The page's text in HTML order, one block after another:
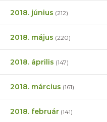
2018. június (212)
2018. május (220)
2018. április (147)
2018. március (161)
2018. február (141)